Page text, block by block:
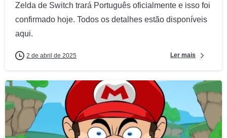
Zelda de Switch trará Português oficialmente e isso foi
confirmado hoje. Todos os detalhes estão disponíveis
aqui.
2 de abril de 2025 Ler mais